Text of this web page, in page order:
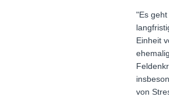
"Es
Einheit
von